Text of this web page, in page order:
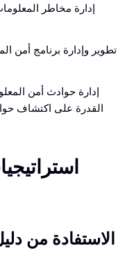
القدرة على اكتشاف